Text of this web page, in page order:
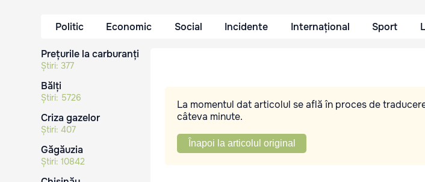
Politic Economic Social Incidente Internațional Sport
Prețurile la carburanți
Știri: 377
Bălți
Știri: 5726
Criza gazelor
Știri: 407
Găgăuzia
Știri: 10842
La momentul dat articolul se află în proces de
câteva minute.
Înapoi la articolul original